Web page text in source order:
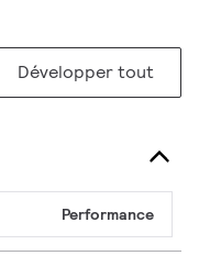
Développer tout
Performance